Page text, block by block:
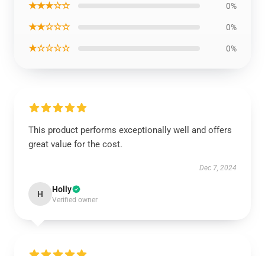
★★★☆☆ 0%
★★☆☆☆ 0%
★☆☆☆☆ 0%
This product performs exceptionally well and offers
great value for the cost.
Dec 7, 2024
H Holly
Verified owner